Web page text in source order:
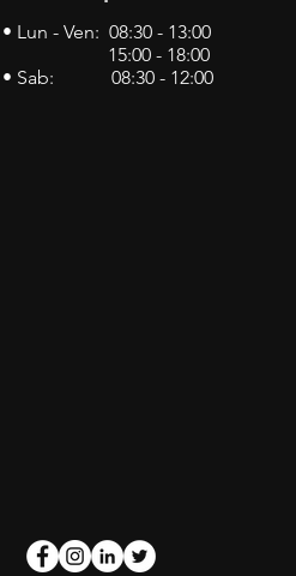
• Lun - Ven: 08:30 - 13:00
15:00 - 18:00
• Sab: 08:30 - 12:00